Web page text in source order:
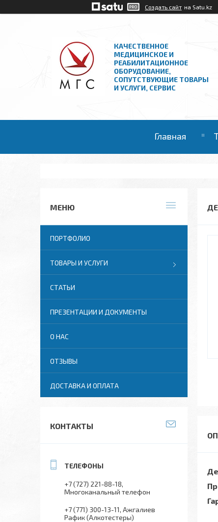
Создать сайт на Satu.kz
КАЧЕСТВЕННОЕ
МЕДИЦИНСКОЕ И
РЕАБИЛИТАЦИОННОЕ
ОБОРУДОВАНИЕ,
СОПУТСТВУЮЩИЕ ТОВАРЫ
И УСЛУГИ, СЕРВИС
Главная
ПОРТФОЛИО
ТОВАРЫ И УСЛУГИ
СТАТЬИ
ПРЕЗЕНТАЦИИ И ДОКУМЕНТЫ
О НАС
ОТЗЫВЫ
ДОСТАВКА И ОПЛАТА
КОНТАКТЫ
+7 (727) 221-88-18
Многоканальный телефон
+7 (771) 300-13-11 Ажгалиев
Рафик (Алкотестеры)